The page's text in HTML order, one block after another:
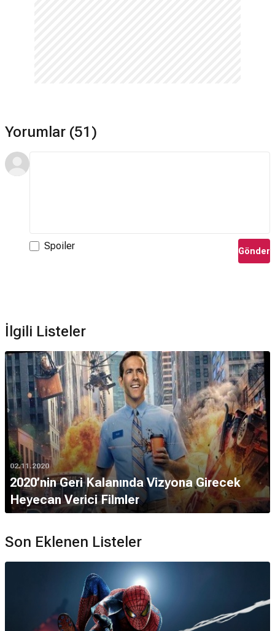
Yorumlar (51)
Spoiler Gönder
İlgili Listeler
02.11.2020
2020’nin Geri Kalanında Vizyona Girecek
Heyecan Verici Filmler
Son Eklenen Listeler